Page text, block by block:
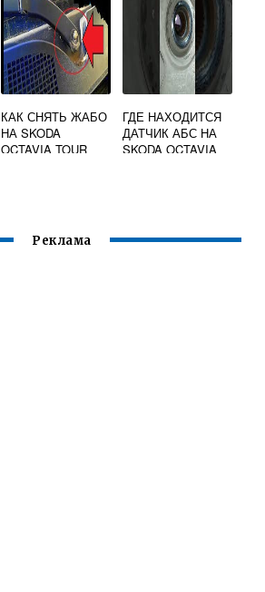
КАК СНЯТЬ ЖАБО
НА SKODA
OCTAVIA TOUR
ГДЕ НАХОДИТСЯ
ДАТЧИК АБС НА
SKODA OCTAVIA
Реклама